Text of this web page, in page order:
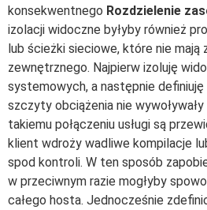
konsekwentnego Rozdzielenie
izolacji widoczne byłyby również
lub ścieżki sieciowe, które nie mają
zewnętrznego. Najpierw izoluję
systemowych, a następnie
szczyty obciążenia nie
takiemu połączeniu usługi są
klient wdroży wadliwe kompilacje
spod kontroli. W ten sposób
w przeciwnym razie mogłyby
całego hosta. Jednocześnie